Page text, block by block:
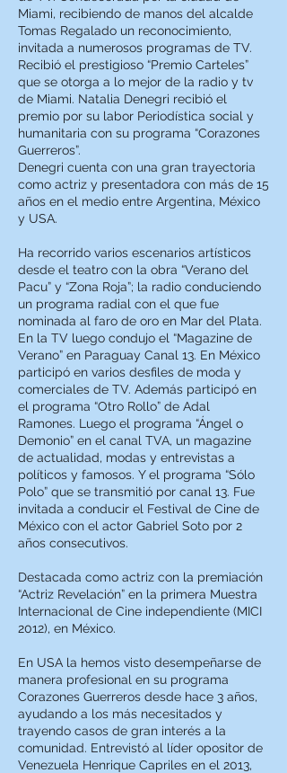
Miami, recibiendo de manos del alcalde
Tomas Regalado un reconocimiento,
invitada a numerosos programas de TV.
Recibió el prestigioso “Premio Carteles”
que se otorga a lo mejor de la radio y tv
de Miami. Natalia Denegri recibió el
premio por su labor Periodística social y
humanitaria con su programa “Corazones
Guerreros”.
Denegri cuenta con una gran trayectoria
como actriz y presentadora con más de 15
años en el medio entre Argentina, México
y USA.
Ha recorrido varios escenarios artísticos
desde el teatro con la obra “Verano del
Pacu” y “Zona Roja”; la radio conduciendo
un programa radial con el que fue
nominada al faro de oro en Mar del Plata.
En la TV luego condujo el “Magazine de
Verano” en Paraguay Canal 13. En México
participó en varios desfiles de moda y
comerciales de TV. Además participó en
el programa “Otro Rollo” de Adal
Ramones. Luego el programa “Ángel o
Demonio” en el canal TVA, un magazine
de actualidad, modas y entrevistas a
políticos y famosos. Y el programa “Sólo
Polo” que se transmitió por canal 13. Fue
invitada a conducir el Festival de Cine de
México con el actor Gabriel Soto por 2
años consecutivos.
Destacada como actriz con la premiación
“Actriz Revelación” en la primera Muestra
Internacional de Cine independiente (MICI
2012), en México.
En USA la hemos visto desempeñarse de
manera profesional en su programa
Corazones Guerreros desde hace 3 años,
ayudando a los más necesitados y
trayendo casos de gran interés a la
comunidad. Entrevistó al líder opositor de
Venezuela Henrique Capriles en el 2013,